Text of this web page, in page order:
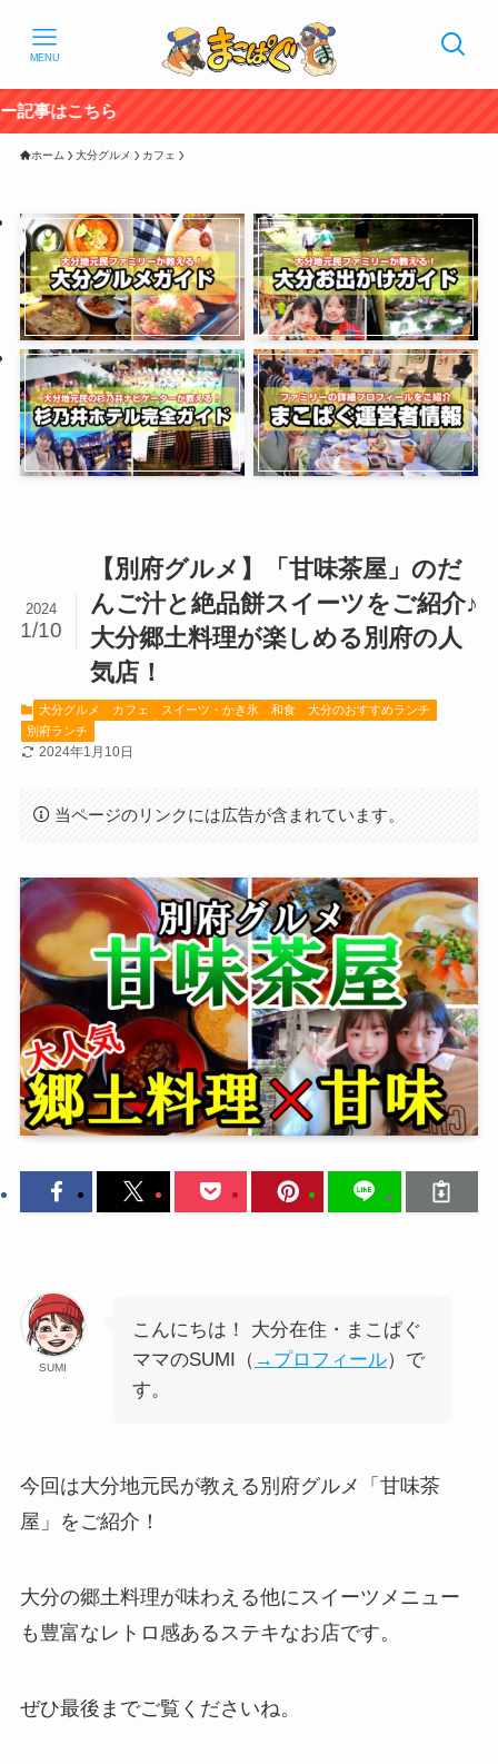
MENU
ホーム 大分グルメ カフェ
【別府グルメ】「甘味茶屋」のだ
んご汁と絶品餅スイーツをご紹介♪
大分郷土料理が楽しめる別府の人
気店！
2024
1/10
大分グルメ カフェ スイーツ・かき氷 和食
大分のおすすめランチ
別府ランチ
2024年1月10日
当ページのリンクには広告が含まれています。
SUMI
こんにちは！ 大分在住・まこぱぐ
ママのSUMI（ →プロフィール）で
す。
今回は大分地元民が教える別府グルメ「甘味茶
屋」をご紹介！
大分の郷土料理が味わえる他にスイーツメニュー
も豊富なレトロ感あるステキなお店です。
ぜひ最後までご覧くださいね。